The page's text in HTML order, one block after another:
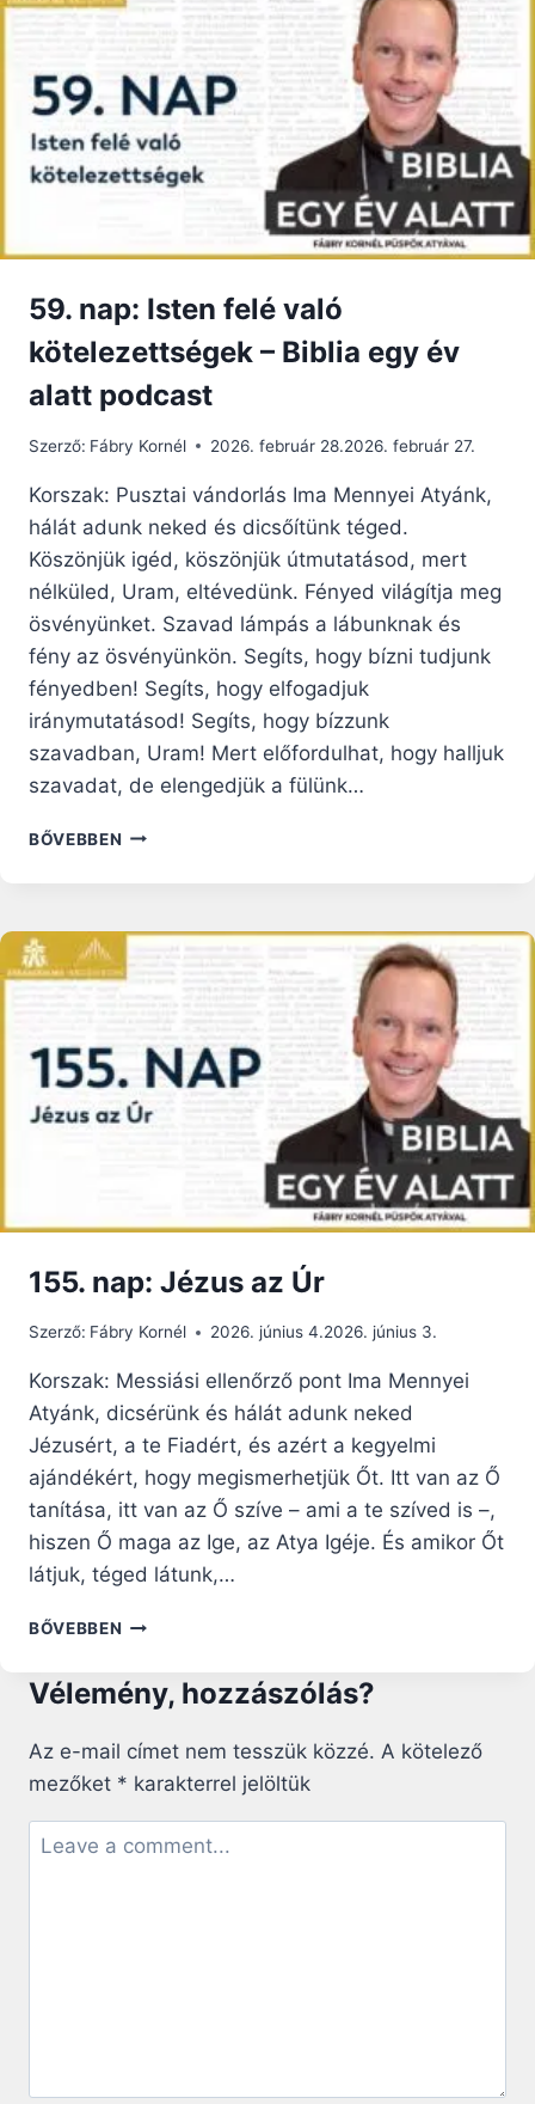
HOZ:
RAJTUNK!
59. nap: Isten felé való
kötelezettségek – Biblia egy év
alatt podcast
Szerző: Fábry Kornél 2026. február 28.2026. február 27.
Korszak: Pusztai vándorlás Ima Mennyei Atyánk,
hálát adunk neked és dicsőítünk téged.
Köszönjük igéd, köszönjük útmutatásod, mert
nélküled, Uram, eltévedünk. Fényed világítja meg
ösvényünket. Szavad lámpás a lábunknak és
fény az ösvényünkön. Segíts, hogy bízni tudjunk
fényedben! Segíts, hogy elfogadjuk
iránymutatásod! Segíts, hogy bízzunk
szavadban, Uram! Mert előfordulhat, hogy halljuk
szavadat, de elengedjük a fülünk…
BŐVEBBEN 59.
VALÓ
KÖTELEZETTSÉGEK
–
ALATT
PODCAST
155. nap: Jézus az Úr
Szerző: Fábry Kornél 2026. június 4.2026. június 3.
Korszak: Messiási ellenőrző pont Ima Mennyei
Atyánk, dicsérünk és hálát adunk neked
Jézusért, a te Fiadért, és azért a kegyelmi
ajándékért, hogy megismerhetjük Őt. Itt van az Ő
tanítása, itt van az Ő szíve – ami a te szíved is –,
hiszen Ő maga az Ige, az Atya Igéje. És amikor Őt
látjuk, téged látunk,…
BŐVEBBEN 155.
AZ
Vélemény, hozzászólás?
Az e-mail címet nem tesszük közzé. A kötelező
mezőket * karakterrel jelöltük